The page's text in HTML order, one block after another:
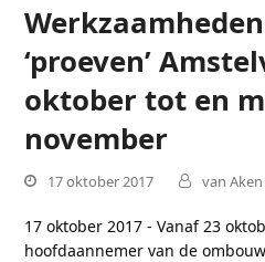
‘proeven’
oktober tot en
november
17 oktober 2017 van Aken
17 oktober 2017 - Vanaf 23
hoofdaannemer van de